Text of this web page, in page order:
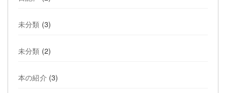
未分類 (3)
未分類 (2)
本の紹介 (3)